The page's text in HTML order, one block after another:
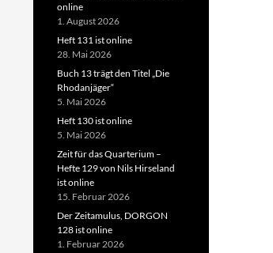
online
1. August 2026
Heft 131 ist online
28. Mai 2026
Buch 13 trägt den Titel „Die
Rhodanjäger“
5. Mai 2026
Heft 130 ist online
5. Mai 2026
Zeit für das Quarterium –
Hefte 129 von Nils Hirseland
ist online
15. Februar 2026
Der Zeitamulus, DORGON
128 ist online
1. Februar 2026